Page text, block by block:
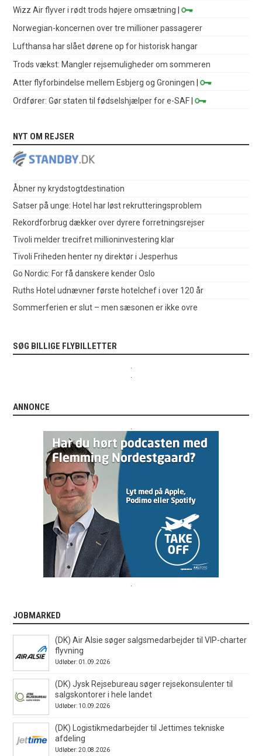
Wizz Air flyver i rødt trods højere omsætning |
Norwegian-koncernen over tre millioner passagerer
Lufthansa har slået dørene op for historisk hangar
Trods vækst: Mangler rejsemuligheder om sommeren
Atter flyforbindelse mellem Esbjerg og Groningen |
Ordfører: Gør staten til fødselshjælper for e-SAF |
NYT OM REJSER
Åbner ny krydstogtdestination
Satser på unge: Hotel har løst rekrutteringsproblem
Rekordforbrug dækker over dyrere forretningsrejser
Tivoli melder trecifret millioninvestering klar
Tivoli Friheden henter ny direktør i Jesperhus
Go Nordic: For få danskere kender Oslo
Ruths Hotel udnævner første hotelchef i over 120 år
Sommerferien er slut – men sæsonen er ikke ovre
SØG BILLIGE FLYBILLETTER
ANNONCE
JOBMARKED
(DK) Air Alsie søger salgsmedarbejder til VIP-charter
flyvning
Udløber: 01.09.2026
(DK) Jysk Rejsebureau søger rejsekonsulenter til
salgskontorer i hele landet
Udløber: 10.09.2026
(DK) Logistikmedarbejder til Jettimes tekniske
afdeling
Udløber: 20.08.2026